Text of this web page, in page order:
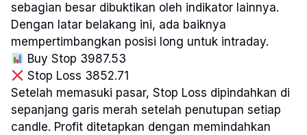
sebagian besar dibuktikan oleh indikator lainnya.
Dengan latar belakang ini, ada baiknya
mempertimbangkan posisi long untuk intraday.
Buy Stop 3987.53
Stop Loss 3852.71
Setelah memasuki pasar, Stop Loss dipindahkan di
sepanjang garis merah setelah penutupan setiap
candle. Profit ditetapkan dengan memindahkan